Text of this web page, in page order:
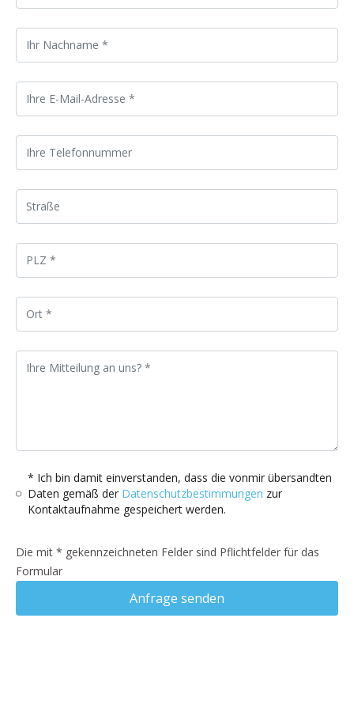
* Ich bin damit einverstanden, dass die vonmir übersandten
Daten gemäß der Datenschutzbestimmungen zur
Kontaktaufnahme gespeichert werden.
Die mit * gekennzeichneten Felder sind Pflichtfelder für das
Formular
Anfrage senden